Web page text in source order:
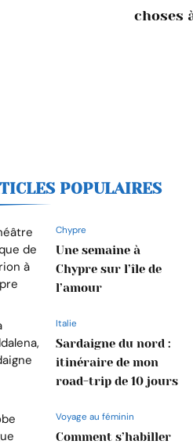
choses
POPULAIRES
Chypre
Une semaine à
Chypre sur l’île de
l’amour
Italie
Sardaigne du nord :
itinéraire de mon
road-trip de 10 jours
Voyage au féminin
Comment s’habiller